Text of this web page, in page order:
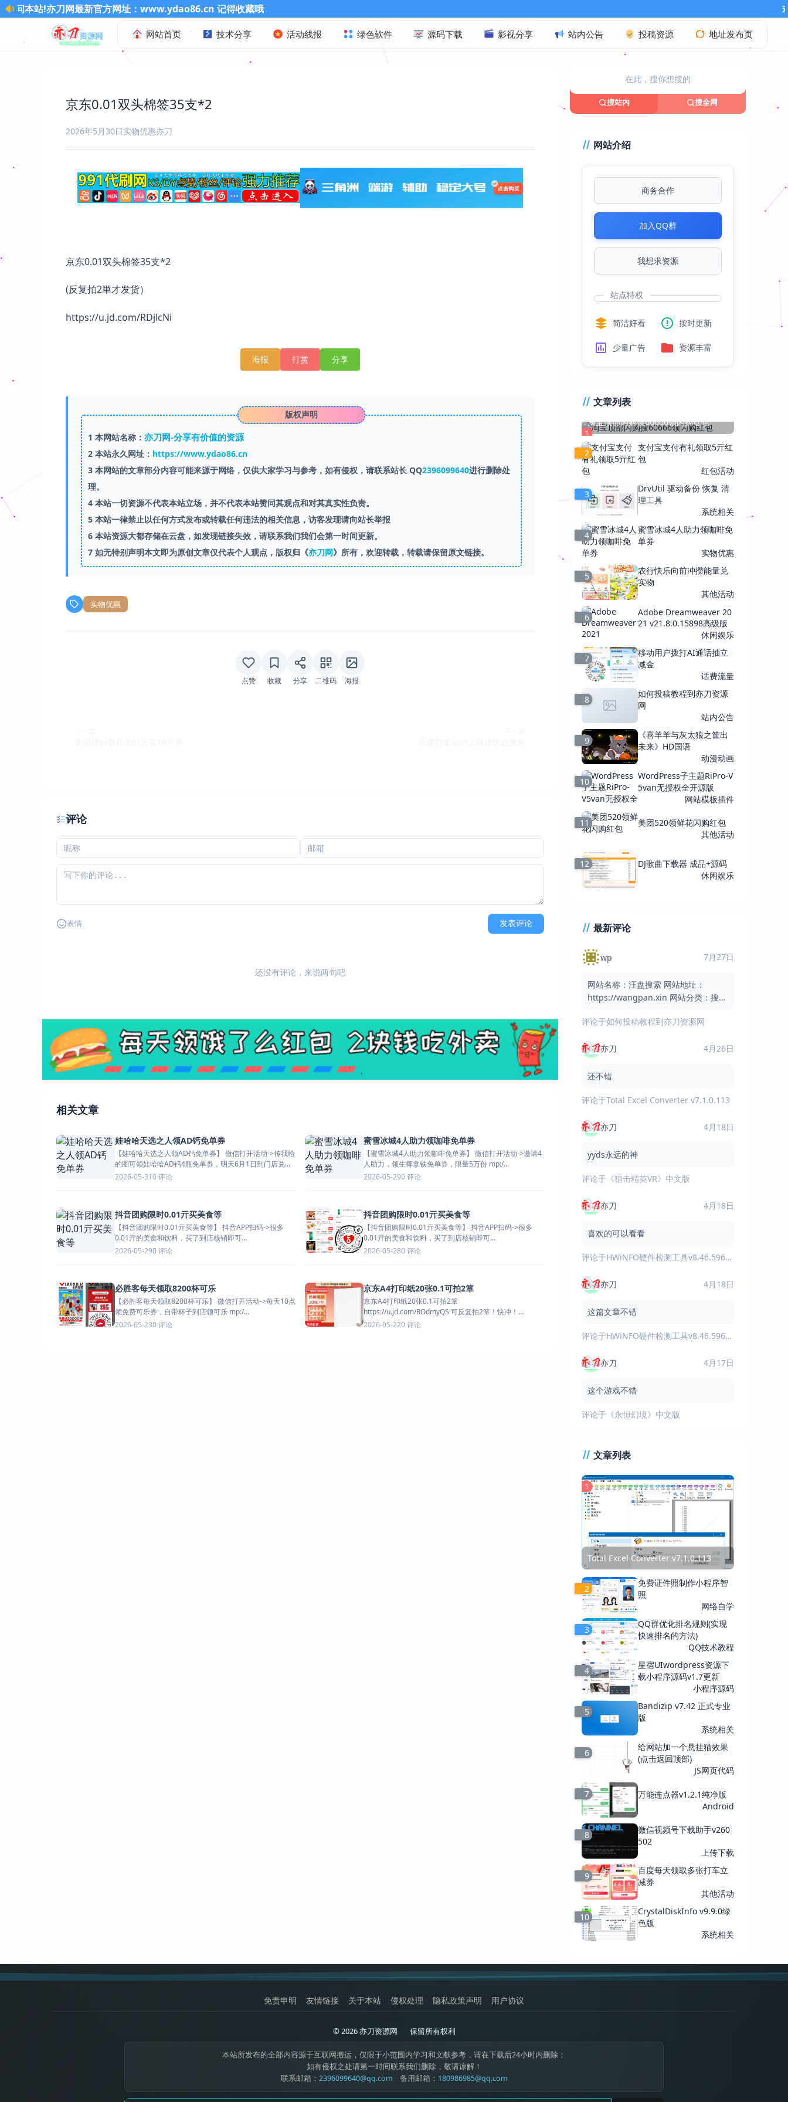
官方网址：www.ydao86.cn 记得收藏哦 欢迎访问本站!亦刀
网站首页 技术分享 活动线报 绿色软件 源码下载 影视分享 站内公告 投稿资源 地址发布页
京东0.01双头棉签35支*2
2026年5月30日实物优惠亦刀
京东0.01双头棉签35支*2
(反复拍2単才发货）
https://u.jd.com/RDjlcNi
海报 打赏 分享
版权声明
1 本网站名称： 亦刀网-分享有价值的资源
2本站永久网址： https://www.ydao86.cn
3本网站的文章部分内容可能来源于网络，仅供大家学习与参考，如有侵权，请联系站长 QQ2396099640进行删除处
理。
4本站一切资源不代表本站立场，并不代表本站赞同其观点和对其真实性负责。
5本站一律禁止以任何方式发布或转载任何违法的相关信息，访客发现请向站长举报
6本站资源大都存储在云盘，如发现链接失效，请联系我们我们会第一时间更新。
7如无特别声明本文即为原创文章仅代表个人观点，版权归《亦刀网》所有，欢迎转载，转载请保留原文链接。
实物优惠
点赞 收藏 分享 二维码 海报
评论
表情 发表评论
还没有评论，来说两句吧
相关文章
娃哈哈天选之人领AD钙免单券
【娃哈哈天选之人领AD钙免单券】 微信打开活动->传我给
的图可领娃哈哈AD钙4瓶免单券，明天6月1日到门店兑...
2026-05-310 评论
蜜雪冰城4人助力领咖啡免单券
【蜜雪冰城4人助力领咖啡免单券】 微信打开活动->邀请4
人助力，领生椰拿铁免单券，限量5万份 mp:/...
2026-05-290 评论
抖音团购限时0.01亓买美食等
【抖音团购限时0.01亓买美食等】 抖音APP扫码->很多
0.01亓的美食和饮料，买了到店核销即可...
2026-05-290 评论
抖音团购限时0.01亓买美食等
【抖音团购限时0.01亓买美食等】 抖音APP扫码->很多
0.01亓的美食和饮料，买了到店核销即可...
2026-05-280 评论
必胜客每天领取8200杯可乐
【必胜客每天领取8200杯可乐】 微信打开活动->每天10点
领免费可乐券，自带杯子到店领可乐 mp:/...
2026-05-230 评论
京东A4打印纸20张0.1可拍2箪
京东A4打印纸20张0.1可拍2箪
https://u.jd.com/ROdmyQS 可反复拍2箪！快冲！...
2026-05-220 评论
搜站内 搜全网
网站介绍
商务合作
加入QQ群
我想求资源
站点特权
简洁好看 按时更新
少量广告 资源丰富
文章列表
1
淘宝顶部闪购搜60666领闪购红包
2
支付宝支付有礼领取5亓红
包
红包活动
3
DrvUtil 驱动备份 恢复 清
理工具
系统相关
4
蜜雪冰城4人助力领咖啡免
单券
实物优惠
5
农行快乐向前冲攒能量兑
实物
其他活动
6
Adobe Dreamweaver 20
21 v21.8.0.15898高级版
休闲娱乐
7
移动用户拨打AI通话抽立
减金
话费流量
8
如何投稿教程到亦刀资源
网
站内公告
9
《喜羊羊与灰太狼之筐出
未来》HD国语
动漫动画
10
WordPress子主题RiPro-V
5van无授权全开源版
网站模板插件
11
美团520领鲜花闪购红包
其他活动
12
DJ歌曲下载器 成品+源码
休闲娱乐
最新评论
wp 7月27日
网站名称：汪盘搜索 网站地址：
https://wangpan.xin 网站分类：搜索
汪盘搜索是一个免费的网盘资
评论于如何投稿教程到亦刀资源网
亦刀 4月26日
还不错
评论于Total Excel Converter v7.1.0.113
亦刀 4月18日
yyds永远的神
评论于 《狙击精英VR》中文版
亦刀 4月18日
喜欢的可以看看
评论于HWiNFO硬件检测工具v8.46.5960绿色版
亦刀 4月18日
这篇文章不错
评论于HWiNFO硬件检测工具v8.46.5960绿色版
亦刀 4月17日
这个游戏不错
评论于 《永恒幻境》中文版
文章列表
1
Total Excel Converter v7.1.0.113
2
免费证件照制作小程序智
照
网络自学
3
QQ群优化排名规则(实现
快速排名的方法)
QQ技术教程
4
星宿UIwordpress资源下
载小程序源码v1.7更新
小程序源码
5
Bandizip v7.42 正式专业
版
系统相关
6
给网站加一个悬挂猫效果
(点击返回顶部)
JS网页代码
7
万能连点器v1.2.1纯净版
Android
8
微信视频号下载助手v260
502
上传下载
9
百度每天领取多张打车立
减券
其他活动
10
CrystalDiskInfo v9.9.0绿
色版
系统相关
免责申明 友情链接 关于本站 侵权处理 隐私政策声明 用户协议
© 2026 亦刀资源网 保留所有权利
本站所发布的全部内容源于互联网搬运，仅限于小范围内学习和文献参考，请在下载后24小时内删除；
如有侵权之处请第一时间联系我们删除，敬请谅解！
联系邮箱： 2396099640@qq.com 备用邮箱： 180986985@qq.com